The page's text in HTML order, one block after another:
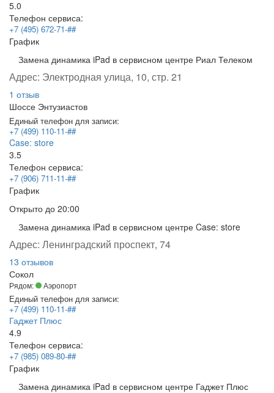
5.0
Телефон сервиса:
+7 (495) 672-71-##
График
Замена динамика iPad в сервисном центре Риал Телеком
Адрес: Электродная улица, 10, стр. 21
1 отзыв
Шоссе Энтузиастов
Единый телефон для записи:
+7 (499) 110-11-##
Case: store
3.5
Телефон сервиса:
+7 (906) 711-11-##
График
Открыто до 20:00
Замена динамика iPad в сервисном центре Case: store
Адрес: Ленинградский проспект, 74
13 отзывов
Сокол
Рядом: Аэропорт
Единый телефон для записи:
+7 (499) 110-11-##
Гаджет Плюс
4.9
Телефон сервиса:
+7 (985) 089-80-##
График
Замена динамика iPad в сервисном центре Гаджет Плюс